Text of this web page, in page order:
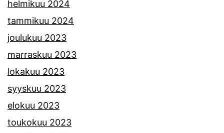
helmikuu 2024
tammikuu 2024
joulukuu 2023
marraskuu 2023
lokakuu 2023
syyskuu 2023
elokuu 2023
toukokuu 2023